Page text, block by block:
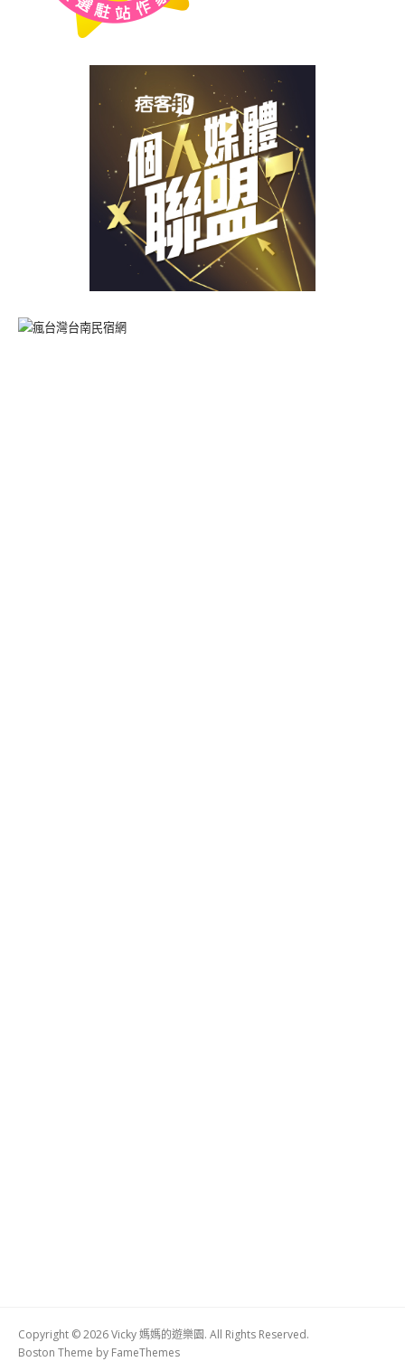
Copyright © 2026 Vicky 媽媽的遊樂園. All Rights Reserved.
Boston Theme by FameThemes